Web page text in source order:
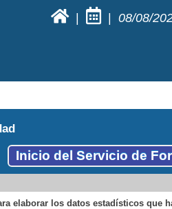
08/08/
Inicio del Servicio de
elaborar los datos estadísticos que